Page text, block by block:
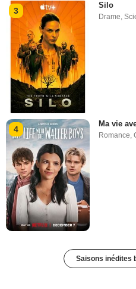
3
Silo
Drame,
4
Ma vie
Romance ,
Saisons inédites